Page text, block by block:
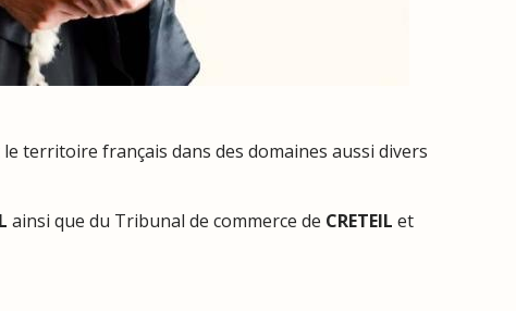
territoire français dans des domaines aussi divers
ainsi que du Tribunal de commerce de CRETEIL et